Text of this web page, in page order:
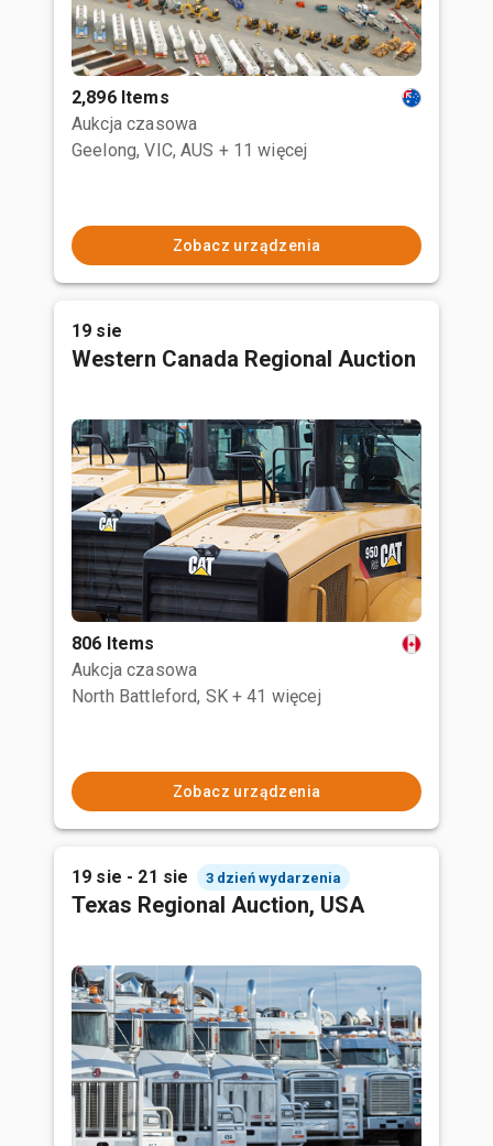
2,896 Items
Aukcja czasowa
Geelong, VIC, AUS + 11 więcej
Zobacz urządzenia
19 sie
Western Canada Regional Auction
806 Items
Aukcja czasowa
North Battleford, SK + 41 więcej
Zobacz urządzenia
19 sie - 21 sie 3 dzień wydarzenia
Texas Regional Auction, USA